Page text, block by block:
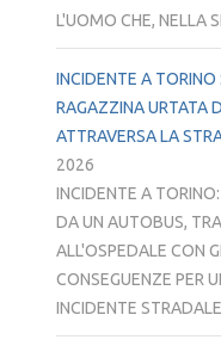
L'UOMO CHE, NELLA
INCIDENTE A
RAGAZZINA URTATA
ATTRAVERSA LA
2026
INCIDENTE A
DA UN AUTOBUS,
ALL'OSPEDALE CON
CONSEGUENZE PER
INCIDENTE